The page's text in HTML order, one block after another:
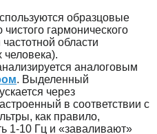
образцовые
гармонического
области
человека).
аналоговым
. Выделенный
через
в соответствии с
как правило,
1-10 Гц и «заваливают»